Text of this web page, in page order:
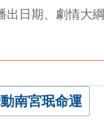
出日期、劇情大綱
南宮珉命運